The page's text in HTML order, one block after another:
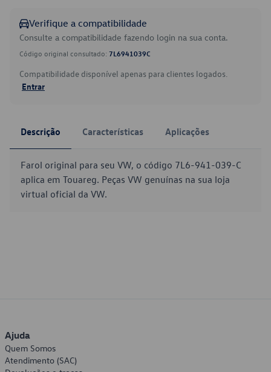
Verifique a compatibilidade
Consulte a compatibilidade fazendo login na sua conta.
Código original consultado: 7L6941039C
Compatibilidade disponível apenas para clientes logados.
Entrar
Descrição Características Aplicações
Farol original para seu VW, o código 7L6-941-039-C
aplica em Touareg. Peças VW genuínas na sua loja
virtual oficial da VW.
Ajuda
Quem Somos
Atendimento (SAC)